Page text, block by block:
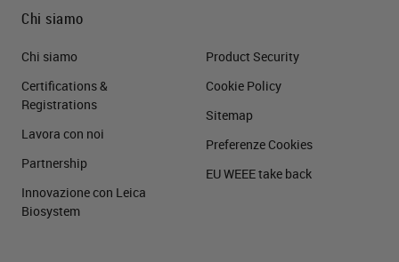
Chi siamo
Chi siamo
Certifications &
Registrations
Lavora con noi
Partnership
Innovazione con Leica
Biosystem
Product Security
Cookie Policy
Sitemap
Preferenze Cookies
EU WEEE take back